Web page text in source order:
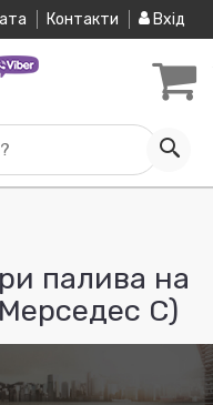
Контакти Вхід
палива на
С)